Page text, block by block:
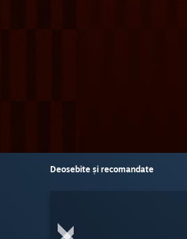
Deosebite și recomandate